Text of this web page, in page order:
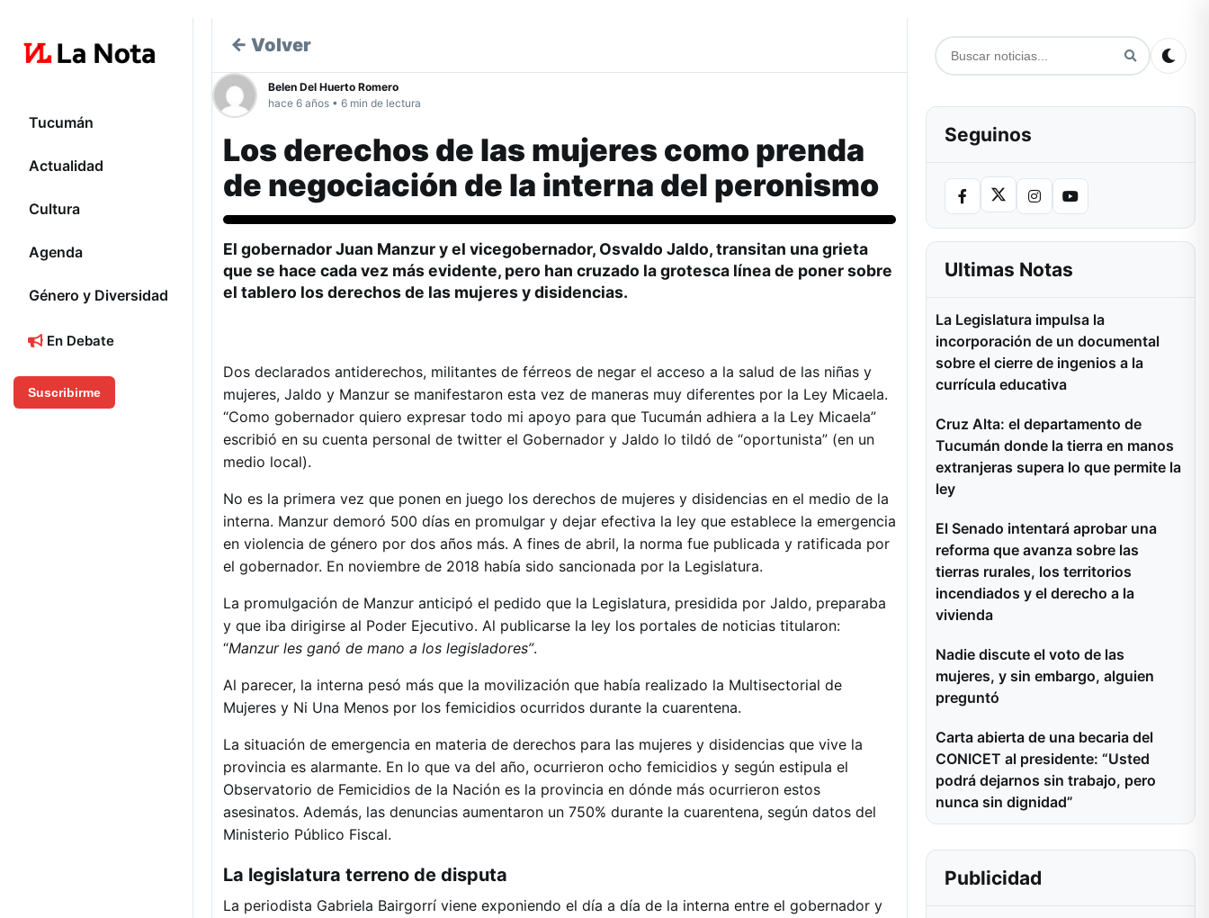
Tucumán
Actualidad
Cultura
Agenda
Género y Diversidad
En Debate
Suscribirme
← Volver
Belen Del Huerto Romero
hace 6 años • 6 min de lectura
Los derechos de las mujeres como prenda
de negociación de la interna del peronismo
El gobernadorJuan Manzury el vicegobernador, Osvaldo Jaldo, transitan una grieta
que se hace cada vez más evidente, pero han cruzado la grotesca línea de poner sobre
el tablero los derechos de las mujeres y disidencias.
Dos declarados antiderechos, militantes de férreos de negar el acceso a la salud de las niñas y
mujeres, Jaldo y Manzur se manifestaron esta vez de maneras muy diferentes por la Ley Micaela.
“Como gobernador quiero expresar todo mi apoyo para que Tucumán adhiera a la Ley Micaela”
escribió en su cuenta personal de twitter el Gobernador y Jaldo lo tildó de “oportunista” (en un
medio local).
No es la primera vez que ponen en juego los derechos de mujeres y disidencias en el medio de la
interna. Manzur demoró 500 días en promulgar y dejar efectiva la ley que establece la emergencia
en violencia de género por dos años más. A fines de abril, la norma fue publicada y ratificada por
el gobernador. En noviembre de 2018 había sido sancionada por la Legislatura.
La promulgación de Manzur anticipó el pedido que la Legislatura, presidida por Jaldo, preparaba
y que iba dirigirse al Poder Ejecutivo. Al publicarse la ley los portales de noticias titularon:
“Manzur les ganó de mano a los legisladores”.
Al parecer, la interna pesó más que la movilización que había realizado la Multisectorial de
Mujeres y Ni Una Menos por los femicidios ocurridos durante la cuarentena.
La situación de emergencia en materia de derechos para las mujeres y disidencias que vive la
provincia es alarmante. En lo que va del año, ocurrieron ocho femicidios y según estipula el
Observatorio de Femicidios de la Nación es la provincia en dónde más ocurrieron estos
asesinatos. Además, las denuncias aumentaron un 750% durante la cuarentena, según datos del
Ministerio Público Fiscal.
La legislatura terreno de disputa
La periodista Gabriela Bairgorrí viene exponiendo el día a día de la interna entre el gobernador y
Seguinos
Ultimas Notas
La Legislatura impulsa la
incorporación de un documental
sobre el cierre de ingenios a la
currícula educativa
Cruz Alta: el departamento de
Tucumán donde la tierra en manos
extranjeras supera lo que permite la
ley
El Senado intentará aprobar una
reforma que avanza sobre las
tierras rurales, los territorios
incendiados y el derecho a la
vivienda
Nadie discute el voto de las
mujeres, y sin embargo, alguien
preguntó
Carta abierta de una becaria del
CONICET al presidente: “Usted
podrá dejarnos sin trabajo, pero
nunca sin dignidad”
Publicidad